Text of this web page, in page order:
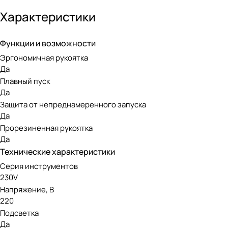
пластмассовом кейсе для удобного хранения, а широкий
Лобзик работает от стандартной розетки. Скорость хода
20 мм. Глубина пропила зависит от материала: по
форму, что обеспечивает комфортную работу на
Характеристики
Функции и возможности
Эргономичная рукоятка
Да
Плавный пуск
Да
Защита от непреднамеренного запуска
Да
Прорезиненная рукоятка
Да
Технические характеристики
Серия инструментов
230V
Напряжение, В
220
Подсветка
Да